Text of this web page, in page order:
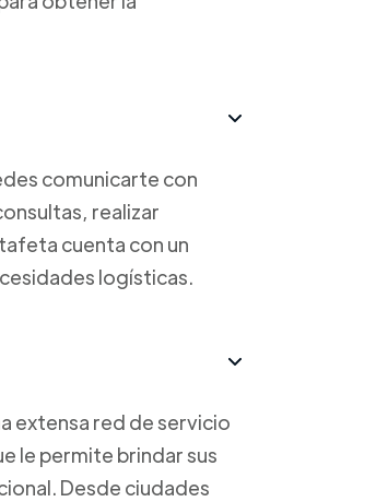
comunicarte con
realizar
cuenta con un
logísticas.
extensa red de servicio
le permite brindar sus
Desde ciudades